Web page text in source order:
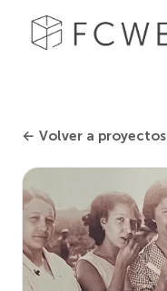
← Volver a proyectos